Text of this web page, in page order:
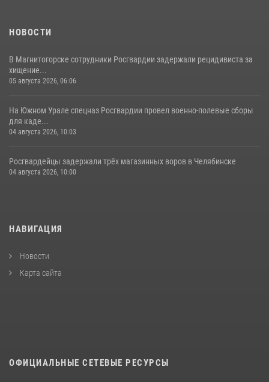
НОВОСТИ
В Магнитогорске сотрудники Росгвардии задержали рецидивиста за
хищение...
05 августа 2026, 06:06
На Южном Урале спецназ Росгвардии провел военно-полевые сборы
для каде...
04 августа 2026, 10:03
Росгвардейцы задержали трёх магазинных воров в Челябинске
04 августа 2026, 10:00
НАВИГАЦИЯ
Новости
Карта сайта
ОФИЦИАЛЬНЫЕ СЕТЕВЫЕ РЕСУРСЫ